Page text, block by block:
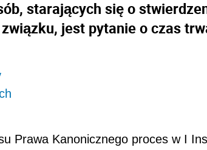
starających się o
jest pytanie o czas
Prawa Kanonicznego proces w I